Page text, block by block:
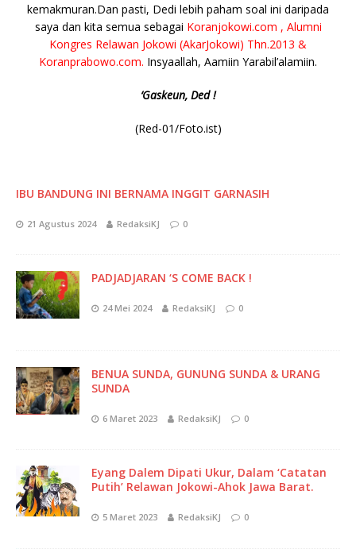
kemakmuran.Dan pasti, Dedi lebih paham soal ini daripada
saya dan kita semua sebagai Koranjokowi.com , Alumni
Kongres Relawan Jokowi (AkarJokowi) Thn.2013 &
Koranprabowo.com. Insyaallah, Aamiin Yarabil’alamiin.
‘Gaskeun, Ded !
(Red-01/Foto.ist)
IBU BANDUNG INI BERNAMA INGGIT GARNASIH
21 Agustus 2024 RedaksiKJ 0
PADJADJARAN ‘S COME BACK !
24 Mei 2024 RedaksiKJ 0
BENUA SUNDA, GUNUNG SUNDA & URANG
SUNDA
6 Maret 2023 RedaksiKJ 0
Eyang Dalem Dipati Ukur, Dalam ‘Catatan
Putih’ Relawan Jokowi-Ahok Jawa Barat.
5 Maret 2023 RedaksiKJ 0